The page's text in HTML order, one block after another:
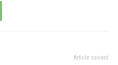
Article suivant